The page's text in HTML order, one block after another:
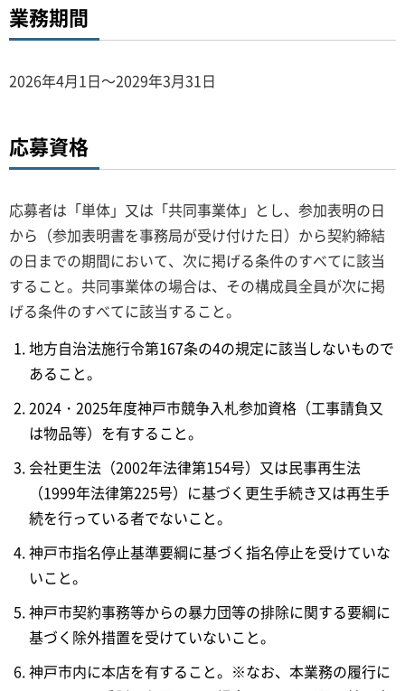
業務期間
2026年4月1日～2029年3月31日
応募資格
応募者は「単体」又は「共同事業体」とし、参加表明の日
から（参加表明書を事務局が受け付けた日）から契約締結
の日までの期間において、次に掲げる条件のすべてに該当
すること。共同事業体の場合は、その構成員全員が次に掲
げる条件のすべてに該当すること。
地方自治法施行令第167条の4の規定に該当しないもので
あること。
2024・2025年度神戸市競争入札参加資格（工事請負又
は物品等）を有すること。
会社更生法（2002年法律第154号）又は民事再生法
（1999年法律第225号）に基づく更生手続き又は再生手
続を行っている者でないこと。
神戸市指名停止基準要綱に基づく指名停止を受けていな
いこと。
神戸市契約事務等からの暴力団等の排除に関する要綱に
基づく除外措置を受けていないこと。
神戸市内に本店を有すること。※なお、本業務の履行に